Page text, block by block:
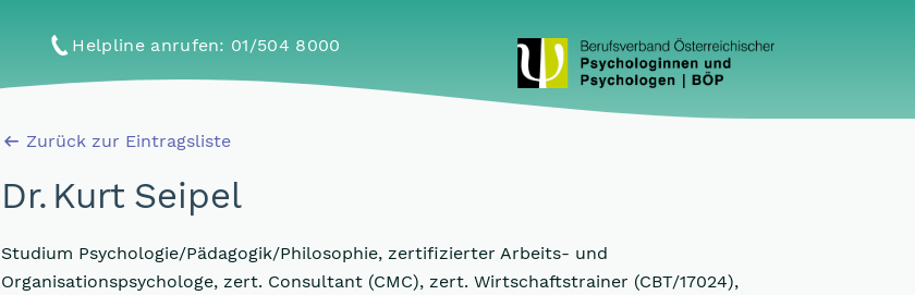
Helpline anrufen: 01/504 8000
Zurück zur Eintragsliste
Dr.Kurt Seipel
Studium Psychologie/Pädagogik/Philosophie, zertifizierter Arbeits- und
Organisationspsychologe, zert. Consultant (CMC), zert. Wirtschaftstrainer (CBT/17024),